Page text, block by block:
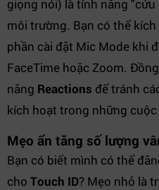
giọng nói) là tính năng
môi trường. Bạn có thể
phần cài đặt Mic Mode khi
FaceTime hoặc Zoom.
năng Reactions để tránh
kích hoạt trong những
Mẹo ẩn tăng số lượng
Bạn có biết mình có thể
cho Touch ID? Mẹo nhỏ là